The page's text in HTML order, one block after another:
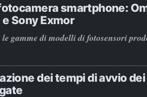
smartphone:
e Sony Exmor
gamme di modelli di fotosensori
dei tempi di avvio